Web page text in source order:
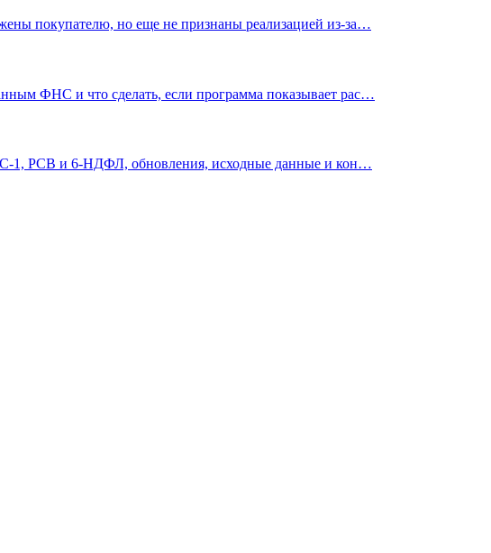
покупателю, но еще не признаны реализацией из-за…
ФНС и что сделать, если программа показывает рас…
1, РСВ и 6-НДФЛ, обновления, исходные данные и кон…